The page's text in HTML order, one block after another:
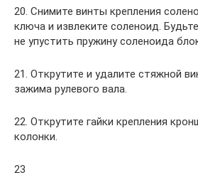
20. Снимите винты крепления
ключа и извлеките соленоид.
не упустить пружину соленоида
21. Открутите и удалите стяжной
зажима рулевого вала.
22. Открутите гайки крепления
колонки.
23